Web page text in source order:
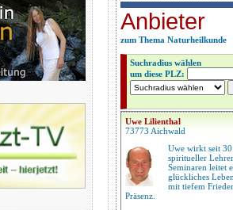
Anbieter
zum Thema Naturheilkunde
Suchradius wählen
um diese PLZ:
Uwe Lilienthal
73773 Aichwald
Uwe wirkt seit
spiritueller
Seminaren leitet
glückliches
mit tiefem
Präsenz.